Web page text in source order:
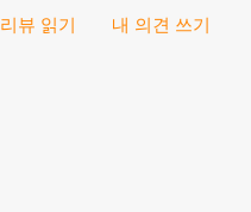
리뷰 읽기 내 의견 쓰기